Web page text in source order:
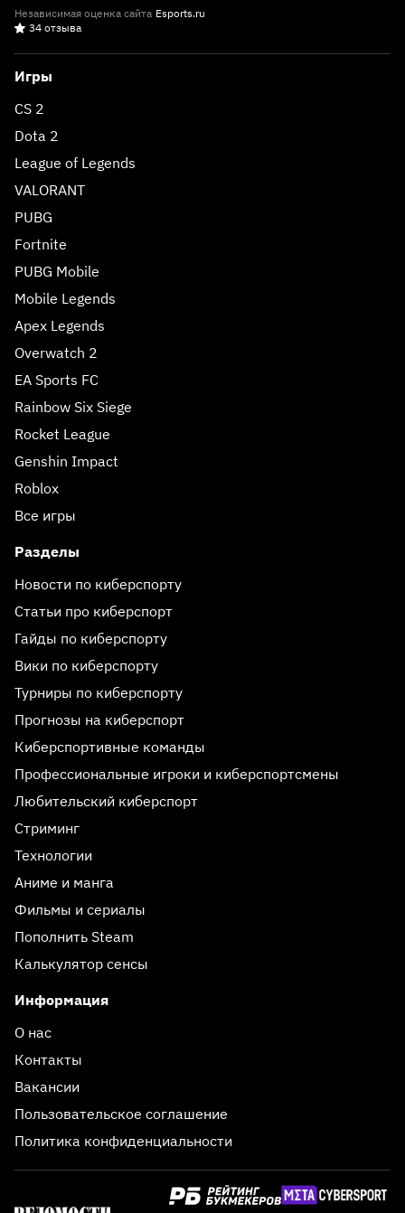
Независимая оценка сайта Esports.ru
34 отзыва
Игры
CS 2
Dota 2
League of Legends
VALORANT
PUBG
Fortnite
PUBG Mobile
Mobile Legends
Apex Legends
Overwatch 2
EA Sports FC
Rainbow Six Siege
Rocket League
Genshin Impact
Roblox
Все игры
Разделы
Новости по киберспорту
Статьи про киберспорт
Гайды по киберспорту
Вики по киберспорту
Турниры по киберспорту
Прогнозы на киберспорт
Киберспортивные команды
Профессиональные игроки и киберспортсмены
Любительский киберспорт
Стриминг
Технологии
Аниме и манга
Фильмы и сериалы
Пополнить Steam
Калькулятор сенсы
Информация
О нас
Контакты
Вакансии
Пользовательское соглашение
Политика конфиденциальности